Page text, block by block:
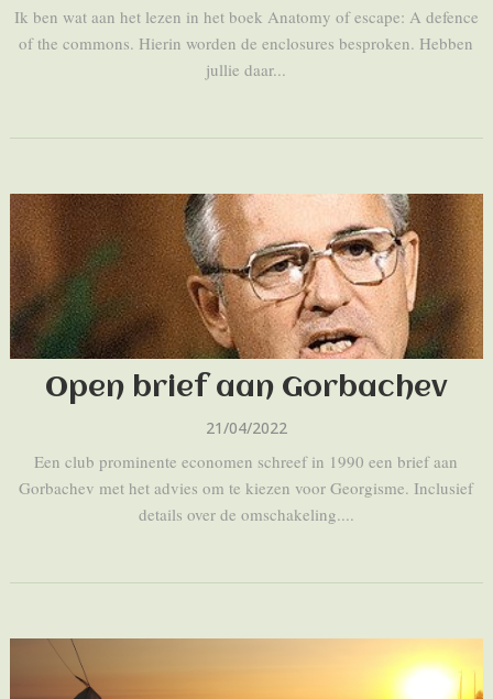
Ik ben wat aan het lezen in het boek Anatomy of escape: A defence
of the commons. Hierin worden de enclosures besproken. Hebben
jullie daar...
Open brief aan Gorbachev
21/04/2022
Een club prominente economen schreef in 1990 een brief aan
Gorbachev met het advies om te kiezen voor Georgisme. Inclusief
details over de omschakeling....